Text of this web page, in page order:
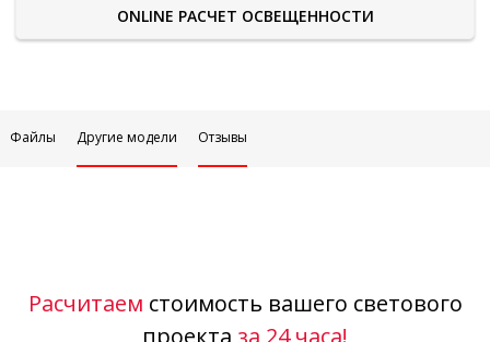
ONLINE РАСЧЕТ ОСВЕЩЕННОСТИ
Файлы Другие модели Отзывы
Расчитаем стоимость вашего светового
проекта за 24 часа!